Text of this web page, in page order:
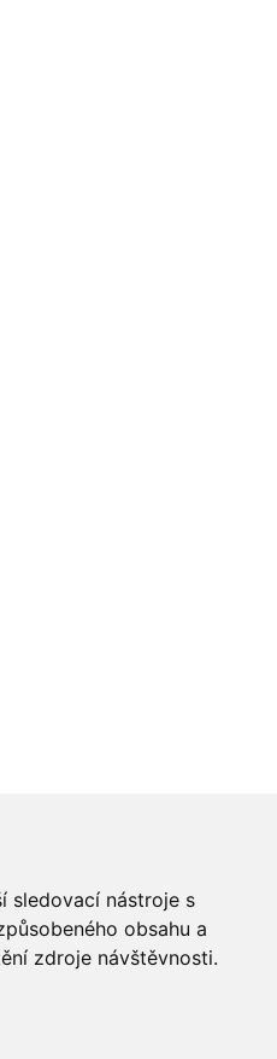
sledovací nástroje s
obsahu a
zdroje návštěvnosti.